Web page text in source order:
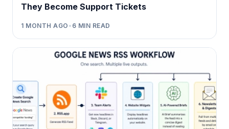
They Become Support Tickets
1 MONTH AGO • 6 MIN READ